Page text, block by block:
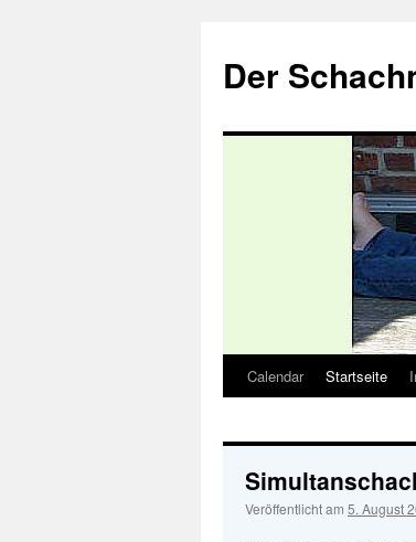
springen
Der
Calendar Startseite
Veröffentlicht am 5. August